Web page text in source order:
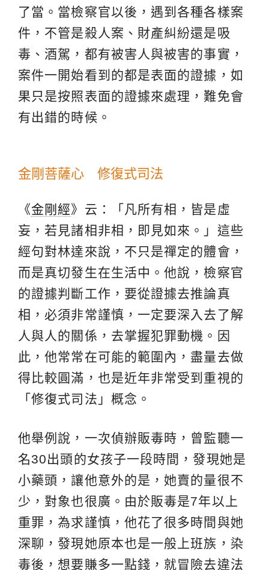
了當。當檢察官以後，遇到各種各樣案
件，不管是殺人案、財產糾紛還是吸
毒、酒駕，都有被害人與被害的事實，
案件一開始看到的都是表面的證據，如
果只是按照表面的證據來處理，難免會
有出錯的時候。
金剛菩薩心 修復式司法
《金剛經》云：「凡所有相，皆是虛
妄，若見諸相非相，即見如來。」這些
經句對林達來說，不只是禪定的體會，
而是真切發生在生活中。他說，檢察官
的證據判斷工作，要從證據去推論真
相，必須非常謹慎，一定要深入去了解
人與人的關係，去掌握犯罪動機。因
此，他常常在可能的範圍內，盡量去做
得比較圓滿，也是近年非常受到重視的
「修復式司法」概念。
他舉例說，一次偵辦販毒時，曾監聽一
名30出頭的女孩子一段時間，發現她是
小藥頭，讓他意外的是，她賣的量很不
少，對象也很廣。由於販毒是7年以上
重罪，為求謹慎，他花了很多時間與她
深聊，發現她原本也是一般上班族，染
毒後，想要賺多一點錢，就冒險去違法